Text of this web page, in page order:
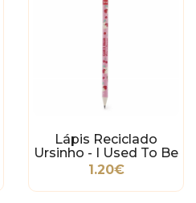
Lápis Reciclado
Ursinho - I Used To Be
A Newspaper
1.20€